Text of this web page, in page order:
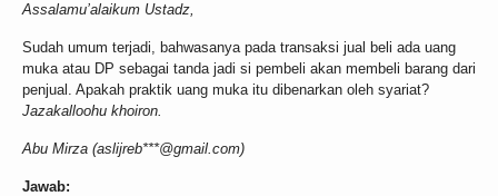
Assalamu’alaikum Ustadz,
Sudah umum terjadi, bahwasanya pada transaksi jual beli ada uang
muka atau DP sebagai tanda jadi si pembeli akan membeli barang dari
penjual. Apakah praktik uang muka itu dibenarkan oleh syariat?
Jazakalloohu khoiron.
Abu Mirza (aslijreb***@gmail.com)
Jawab: